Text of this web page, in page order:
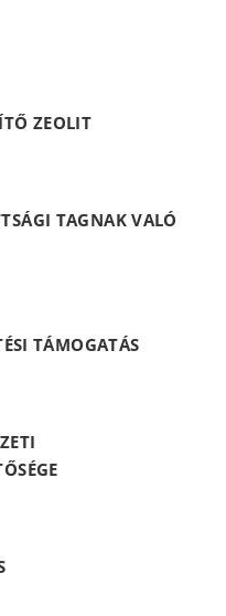
ZEOLIT
TAGNAK VALÓ
TÁMOGATÁS